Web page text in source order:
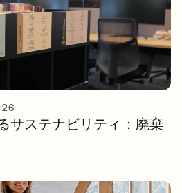
サステナビリティ：廃棄